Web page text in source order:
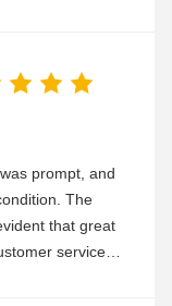
prompt, and
The
that great
service